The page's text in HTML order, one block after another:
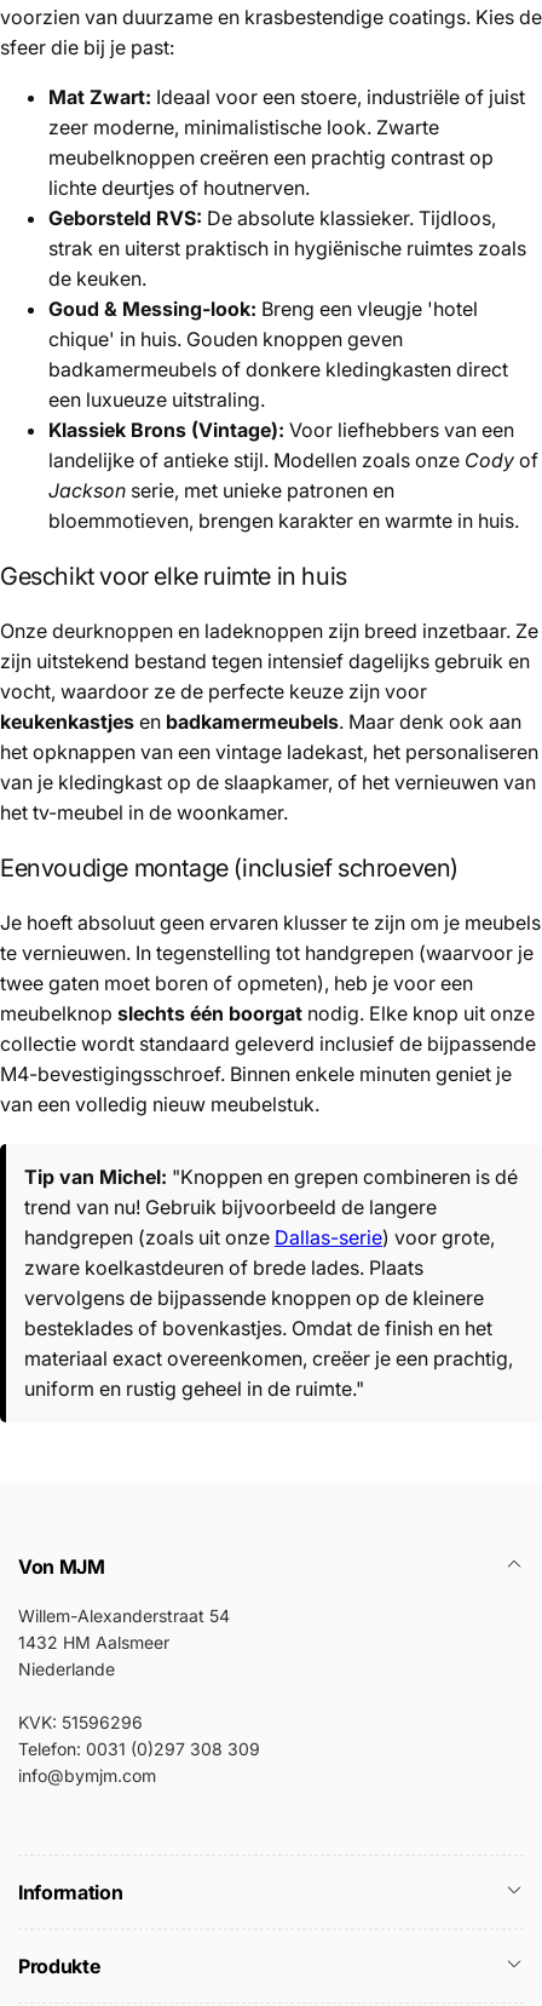
voorzien van duurzame en krasbestendige coatings. Kies de
sfeer die bij je past:
Mat Zwart: Ideaal voor een stoere, industriële of juist
zeer moderne, minimalistische look. Zwarte
meubelknoppen creëren een prachtig contrast op
lichte deurtjes of houtnerven.
Geborsteld RVS: De absolute klassieker. Tijdloos,
strak en uiterst praktisch in hygiënische ruimtes zoals
de keuken.
Goud & Messing-look: Breng een vleugje 'hotel
chique' in huis. Gouden knoppen geven
badkamermeubels of donkere kledingkasten direct
een luxueuze uitstraling.
Klassiek Brons (Vintage): Voor liefhebbers van een
landelijke of antieke stijl. Modellen zoals onze Cody of
Jackson serie, met unieke patronen en
bloemmotieven, brengen karakter en warmte in huis.
Geschikt voor elke ruimte in huis
Onze deurknoppen en ladeknoppen zijn breed inzetbaar. Ze
zijn uitstekend bestand tegen intensief dagelijks gebruik en
vocht, waardoor ze de perfecte keuze zijn voor
keukenkastjes en badkamermeubels. Maar denk ook aan
het opknappen van een vintage ladekast, het personaliseren
van je kledingkast op de slaapkamer, of het vernieuwen van
het tv-meubel in de woonkamer.
Eenvoudige montage (inclusief schroeven)
Je hoeft absoluut geen ervaren klusser te zijn om je meubels
te vernieuwen. In tegenstelling tot handgrepen (waarvoor je
twee gaten moet boren of opmeten), heb je voor een
meubelknop slechts één boorgat nodig. Elke knop uit onze
collectie wordt standaard geleverd inclusief de bijpassende
M4-bevestigingsschroef. Binnen enkele minuten geniet je
van een volledig nieuw meubelstuk.
Tip van Michel: "Knoppen en grepen combineren is dé
trend van nu! Gebruik bijvoorbeeld de langere
handgrepen (zoals uit onze Dallas-serie) voor grote,
zware koelkastdeuren of brede lades. Plaats
vervolgens de bijpassende knoppen op de kleinere
besteklades of bovenkastjes. Omdat de finish en het
materiaal exact overeenkomen, creëer je een prachtig,
uniform en rustig geheel in de ruimte."
Von MJM
Willem-Alexanderstraat 54
1432 HM Aalsmeer
Niederlande
KVK: 51596296
Telefon: 0031 (0)297 308 309
info@bymjm.com
Information
Produkte